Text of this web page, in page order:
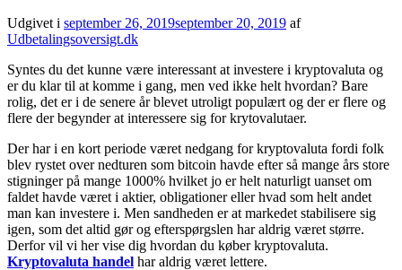
Udgivet i september 26, 2019september 20, 2019 af
Udbetalingsoversigt.dk
Syntes du det kunne være interessant at investere i kryptovaluta og
er du klar til at komme i gang, men ved ikke helt hvordan? Bare
rolig, det er i de senere år blevet utroligt populært og der er flere og
flere der begynder at interessere sig for krytovalutaer.
Der har i en kort periode været nedgang for kryptovaluta fordi folk
blev rystet over nedturen som bitcoin havde efter så mange års store
stigninger på mange 1000% hvilket jo er helt naturligt uanset om
faldet havde været i aktier, obligationer eller hvad som helt andet
man kan investere i. Men sandheden er at markedet stabilisere sig
igen, som det altid gør og efterspørgslen har aldrig været større.
Derfor vil vi her vise dig hvordan du køber kryptovaluta.
Kryptovaluta handel har aldrig været lettere.